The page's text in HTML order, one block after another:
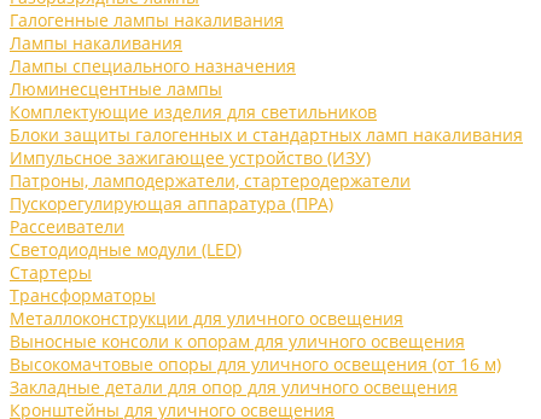
Галогенные лампы накаливания
Лампы накаливания
Лампы специального назначения
Люминесцентные лампы
Комплектующие изделия для светильников
Блоки защиты галогенных и стандартных ламп накаливания
Импульсное зажигающее устройство (ИЗУ)
Патроны, ламподержатели, стартеродержатели
Пускорегулирующая аппаратура (ПРА)
Рассеиватели
Светодиодные модули (LED)
Стартеры
Трансформаторы
Металлоконструкции для уличного освещения
Выносные консоли к опорам для уличного освещения
Высокомачтовые опоры для уличного освещения (от 16 м)
Закладные детали для опор для уличного освещения
Кронштейны для уличного освещения